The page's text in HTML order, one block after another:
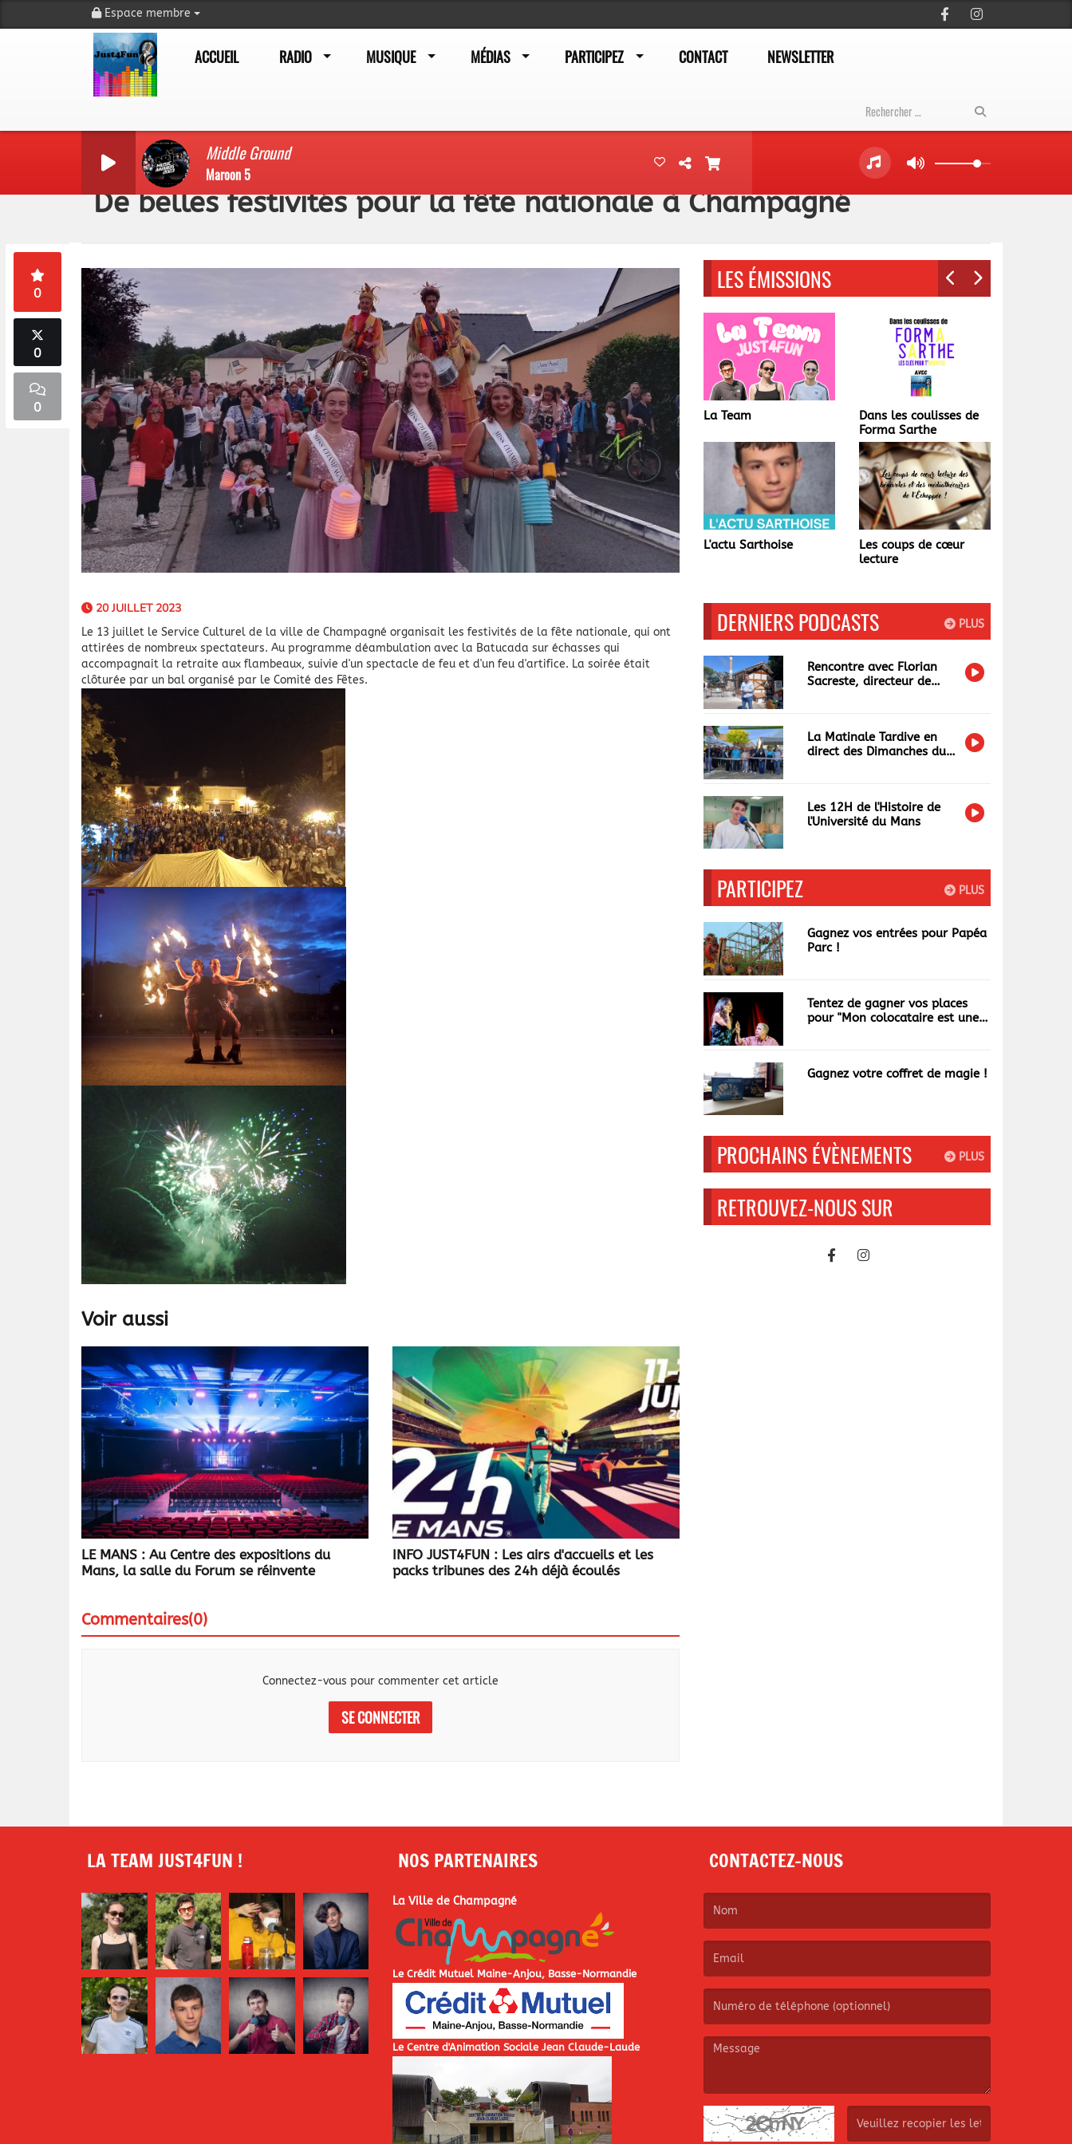
Espace membre
ACCUEIL RADIO MUSIQUE MÉDIAS PARTICIPEZ CONTACT NEWSLETTER
Middle Ground
Maroon 5
De belles festivités pour la fête nationale à Champagné
0
0
0
20 JUILLET 2023
Le 13 juillet le Service Culturel de la ville de Champagné organisait les festivités de la fête nationale, qui ont
attirées de nombreux spectateurs. Au programme déambulation avec la Batucada sur échasses qui
accompagnait la retraite aux flambeaux, suivie d'un spectacle de feu et d'un feu d'artifice. La soirée était
clôturée par un bal organisé par le Comité des Fêtes.
Voir aussi
LE MANS : Au Centre des expositions du
Mans, la salle du Forum se réinvente
INFO JUST4FUN : Les airs d'accueils et les
packs tribunes des 24h déjà écoulés
Commentaires(0)
Connectez-vous pour commenter cet article
SE CONNECTER
LES ÉMISSIONS
La Team
L'actu Sarthoise
Dans les coulisses de
Les coups de cœur
Champagné
autrefois...
La Matinale Tardive
PLUS
DERNIERS PODCASTS
Rencontre avec Florian
Sacreste, directeur de
La Matinale Tardive en
direct des Dimanches du
Les 12H de l'Histoire de
l'Université du Mans
PLUS
PARTICIPEZ
Gagnez vos entrées pour Papéa
Parc !
Tentez de gagner vos places
pour "Mon colocataire est une
Gagnez votre coffret de magie !
PLUS
PROCHAINS ÉVÈNEMENTS
RETROUVEZ-NOUS SUR
LA TEAM JUST4FUN ! NOS PARTENAIRES
La Ville de Champagné
Le Crédit Mutuel Maine-Anjou, Basse-Normandie
Le Centre d'Animation Sociale Jean Claude-Laude
CONTACTEZ-NOUS